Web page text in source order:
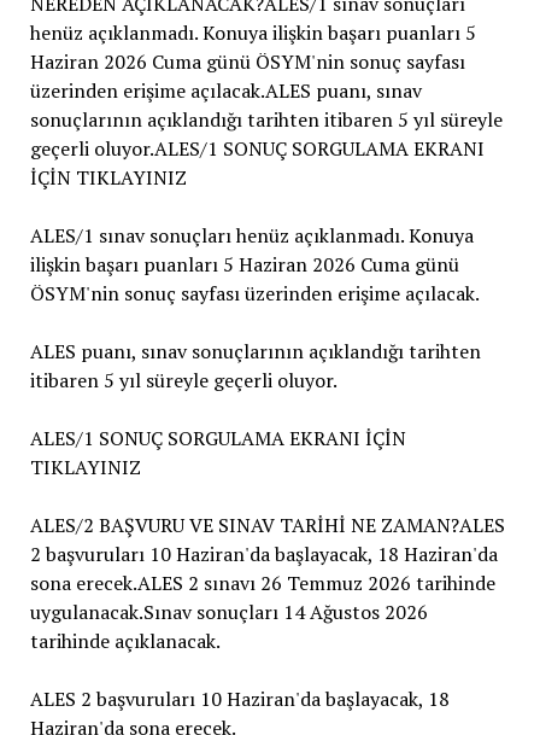
henüz açıklanmadı. Konuya ilişkin başarı puanları 5
Haziran 2026 Cuma günü ÖSYM'nin sonuç sayfası
üzerinden erişime açılacak.ALES puanı, sınav
sonuçlarının açıklandığı tarihten itibaren 5 yıl süreyle
geçerli oluyor.ALES/1 SONUÇ SORGULAMA EKRANI
İÇİN TIKLAYINIZ
ALES/1 sınav sonuçları henüz açıklanmadı. Konuya
ilişkin başarı puanları 5 Haziran 2026 Cuma günü
ÖSYM'nin sonuç sayfası üzerinden erişime açılacak.
ALES puanı, sınav sonuçlarının açıklandığı tarihten
itibaren 5 yıl süreyle geçerli oluyor.
ALES/1 SONUÇ SORGULAMA EKRANI İÇİN
TIKLAYINIZ
ALES/2 BAŞVURU VE SINAV TARİHİ NE ZAMAN?ALES
2 başvuruları 10 Haziran'da başlayacak, 18 Haziran'da
sona erecek.ALES 2 sınavı 26 Temmuz 2026 tarihinde
uygulanacak.Sınav sonuçları 14 Ağustos 2026
tarihinde açıklanacak.
ALES 2 başvuruları 10 Haziran'da başlayacak, 18
Haziran'da sona erecek.